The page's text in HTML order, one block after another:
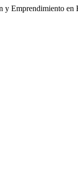
Emprendimiento en